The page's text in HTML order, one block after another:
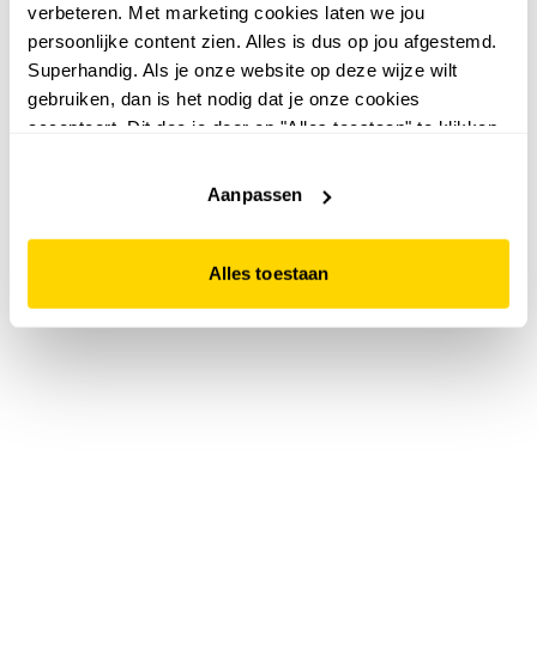
verbeteren. Met marketing cookies laten we jou
persoonlijke content zien. Alles is dus op jou afgestemd.
Superhandig. Als je onze website op deze wijze wilt
gebruiken, dan is het nodig dat je onze cookies
accepteert. Dit doe je door op "Alles toestaan" te klikken.
website niet optimaal functioneert.
Aanpassen
Alles toestaan